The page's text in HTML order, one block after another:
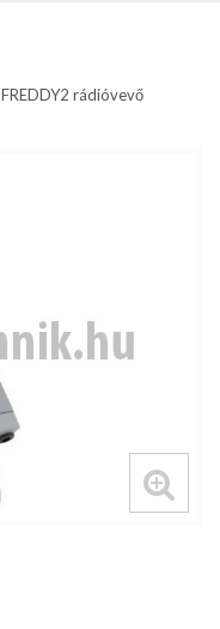
FREDDY2 rádióvevő